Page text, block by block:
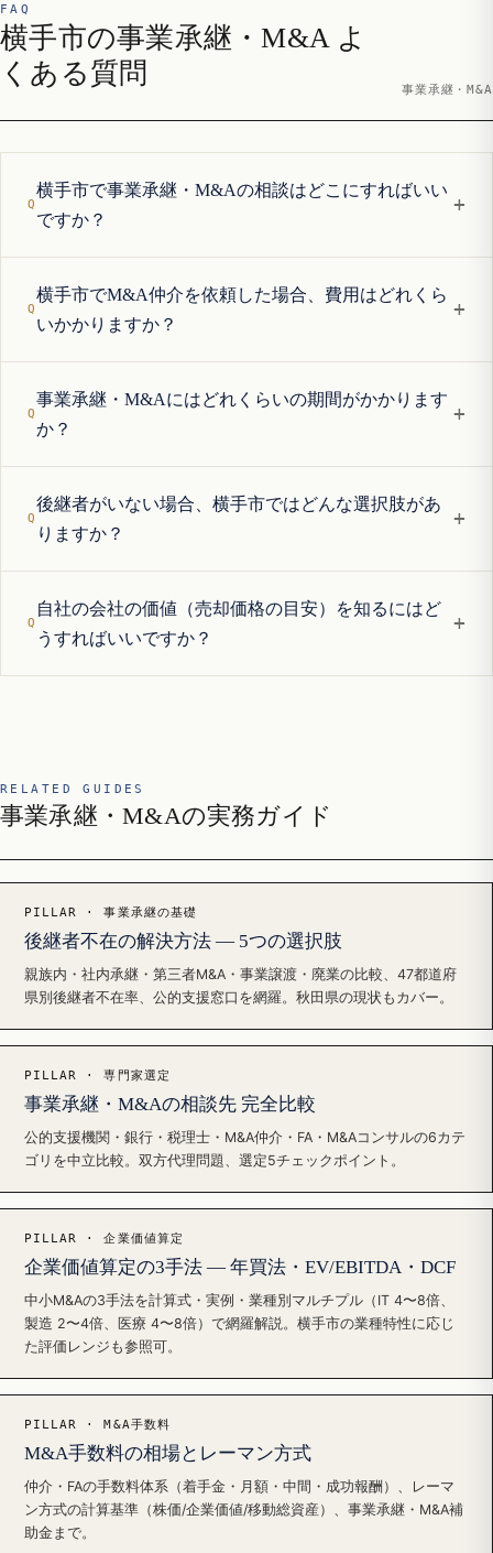
FAQ
横手市の事業承継・M&A よ
くある質問
事業承継・M&A
横手市で事業承継・M&Aの相談はどこにすればいい
ですか？
+
横手市でM&A仲介を依頼した場合、費用はどれくら
いかかりますか？
+
事業承継・M&Aにはどれくらいの期間がかかります
か？
+
後継者がいない場合、横手市ではどんな選択肢があ
りますか？
+
自社の会社の価値（売却価格の目安）を知るにはど
うすればいいですか？
+
RELATED GUIDES
事業承継・M&Aの実務ガイド
PILLAR · 事業承継の基礎
後継者不在の解決方法 — 5つの選択肢
親族内・社内承継・第三者M&A・事業譲渡・廃業の比較、47都道府
県別後継者不在率、公的支援窓口を網羅。秋田県の現状もカバー。
PILLAR · 専門家選定
事業承継・M&Aの相談先 完全比較
公的支援機関・銀行・税理士・M&A仲介・FA・M&Aコンサルの6カテ
ゴリを中立比較。双方代理問題、選定5チェックポイント。
PILLAR · 企業価値算定
企業価値算定の3手法 — 年買法・EV/EBITDA・DCF
中小M&Aの3手法を計算式・実例・業種別マルチプル（IT 4〜8倍、
製造 2〜4倍、医療 4〜8倍）で網羅解説。横手市の業種特性に応じ
た評価レンジも参照可。
PILLAR · M&A手数料
M&A手数料の相場とレーマン方式
仲介・FAの手数料体系（着手金・月額・中間・成功報酬）、レーマ
ン方式の計算基準（株価/企業価値/移動総資産）、事業承継・M&A補
助金まで。